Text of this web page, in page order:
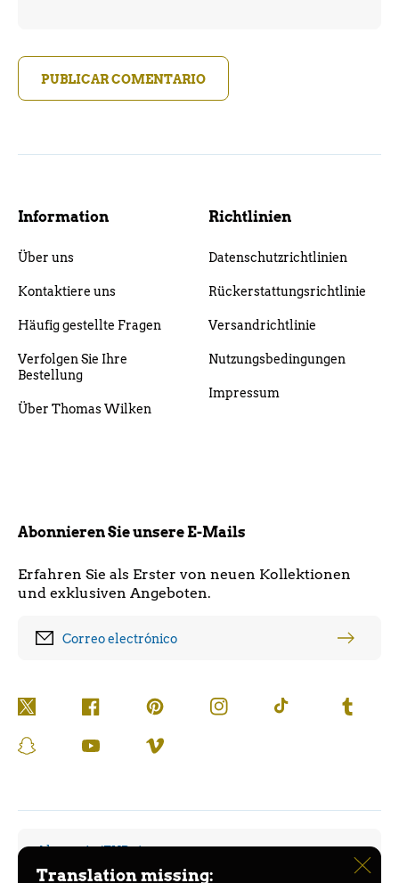
PUBLICAR COMENTARIO
Information
Über uns
Kontaktiere uns
Häufig gestellte Fragen
Verfolgen Sie Ihre
Bestellung
Über Thomas Wilken
Richtlinien
Datenschutzrichtlinien
Rückerstattungsrichtlinie
Versandrichtlinie
Nutzungsbedingungen
Impressum
Abonnieren Sie unsere E-Mails
Erfahren Sie als Erster von neuen Kollektionen
und exklusiven Angeboten.
Correo electrónico
Twitter Facebook Pinterest Instagram TikTok Tumblr
Snapchat YouTube Vimeo
Alemania (EUR €)
Translation missing: